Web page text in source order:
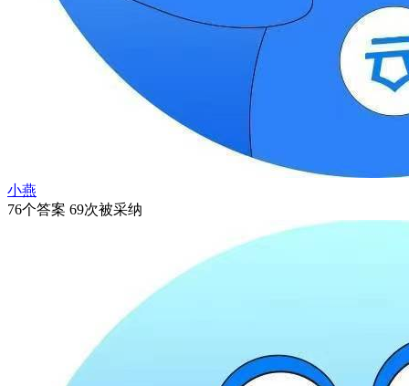
小燕
76个答案 69次被采纳